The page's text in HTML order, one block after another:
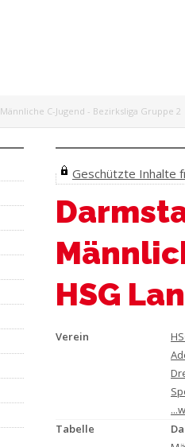
Männliche C-Jugend - Bezirksliga Gruppe 2
Geschützte Inhalte
HSG
Verein
Tabelle